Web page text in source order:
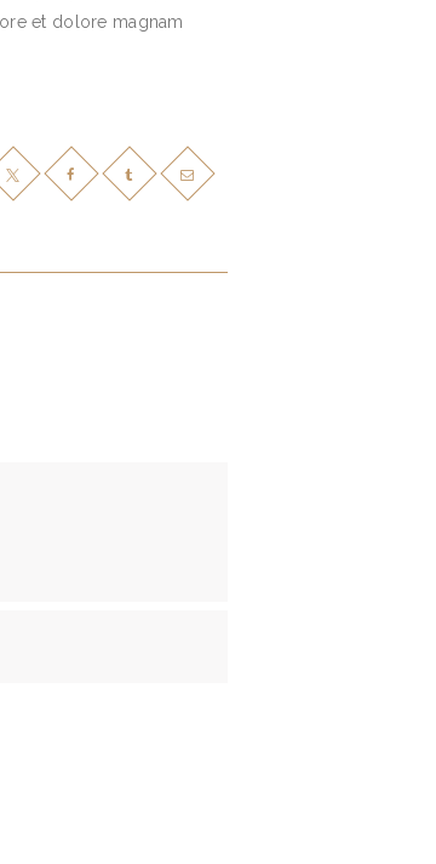
et dolore magnam